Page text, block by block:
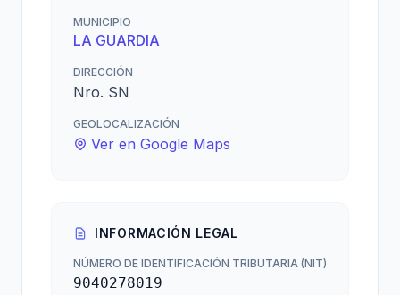
MUNICIPIO
LA GUARDIA
DIRECCIÓN
Nro. SN
GEOLOCALIZACIÓN
Ver en Google Maps
INFORMACIÓN LEGAL
NÚMERO DE IDENTIFICACIÓN TRIBUTARIA (NIT)
9040278019